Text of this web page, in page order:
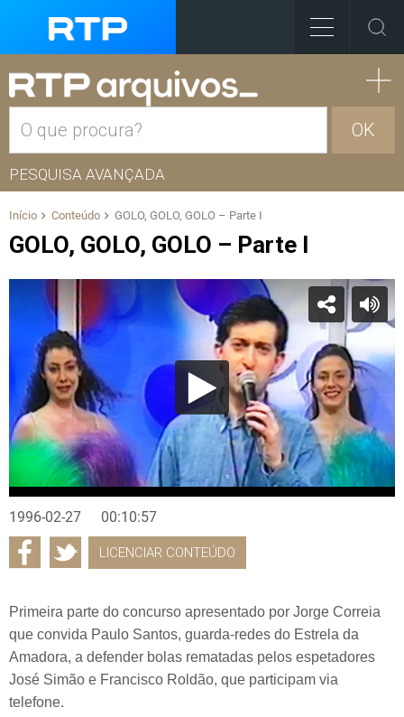
OK
PESQUISA AVANÇADA
Início Conteúdo GOLO, GOLO, GOLO – Parte I
GOLO, GOLO, GOLO – Parte I
1996-02-27 00:10:57
LICENCIAR CONTEÚDO
Primeira parte do concurso apresentado por Jorge Correia
que convida Paulo Santos, guarda-redes do Estrela da
Amadora, a defender bolas rematadas pelos espetadores
José Simão e Francisco Roldão, que participam via
telefone.